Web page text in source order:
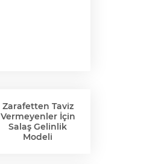
Zarafetten Taviz
Vermeyenler İçin
Salaş Gelinlik
Modeli